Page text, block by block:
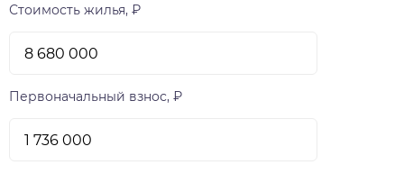
Стоимость жилья, ₽
Первоначальный взнос, ₽